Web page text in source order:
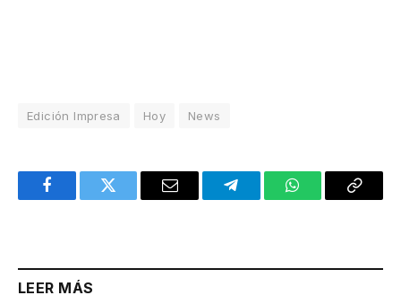
Edición Impresa Hoy News
FacebookTwitter Email TelegramWhatsAppCopy
LEER MÁS